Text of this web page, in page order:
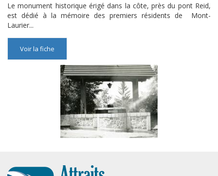
Le monument historique érigé dans la côte, près du pont Reid,
est dédié à la mémoire des premiers résidents de Mont-
Laurier...
Voir la fiche